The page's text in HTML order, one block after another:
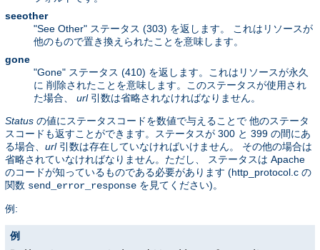
seeother
"See Other" ステータス (303) を返します。 これはリソースが
他のもので置き換えられたことを意味します。
gone
"Gone" ステータス (410) を返します。これはリソースが永久
に 削除されたことを意味します。このステータスが使用され
た場合、 url引数は省略されなければなりません。
Status の値にステータスコードを数値で与えることで 他のステータ
スコードも返すことができます。ステータスが 300 と 399 の間にあ
る場合、 url引数は存在していなければいけません。 その他の場合は
省略されていなければなりません。ただし、 ステータスは Apache
のコードが知っているものである必要があります (http_protocol.c の
関数 send_error_response を見てください)。
例:
例